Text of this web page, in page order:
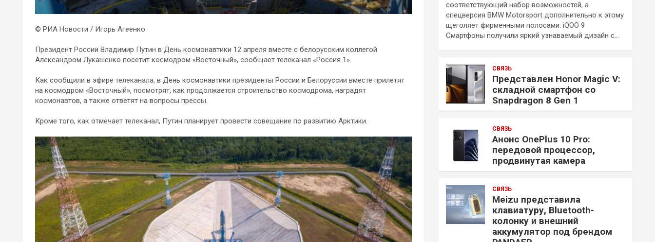
© РИА Новости / Игорь Агеенко
Президент России Владимир Путин в День космонавтики 12 апреля вместе с белорусским коллегой
Александром Лукашенко посетит космодром «Восточный», сообщает телеканал «Россия 1».
Как сообщили в эфире телеканала, в День космонавтики президенты России и Белоруссии вместе прилетят
на космодром «Восточный», посмотрят, как продолжается строительство космодрома, наградят
космонавтов, а также ответят на вопросы прессы.
Кроме того, как отмечает телеканал, Путин планирует провести совещание по развитию Арктики.
соответствующий набор возможностей, а
спецверсия BMW Motorsport дополнительно к этому
щеголяет фирменными полосами. iQOO 9
Смартфоны получили яркий узнаваемый дизайн с…
СВЯЗЬ
Представлен Honor Magic V:
складной смартфон со
Snapdragon 8 Gen 1
СВЯЗЬ
Анонс OnePlus 10 Pro:
передовой процессор,
продвинутая камера
СВЯЗЬ
Meizu представила
клавиатуру, Bluetooth-
колонку и внешний
аккумулятор под брендом